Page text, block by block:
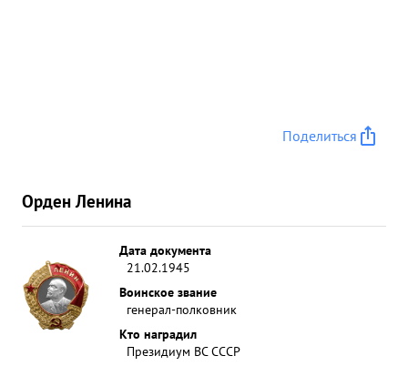
Поделиться
Орден Ленина
Дата документа
21.02.1945
Воинское звание
генерал-полковник
Кто наградил
Президиум ВС СССР